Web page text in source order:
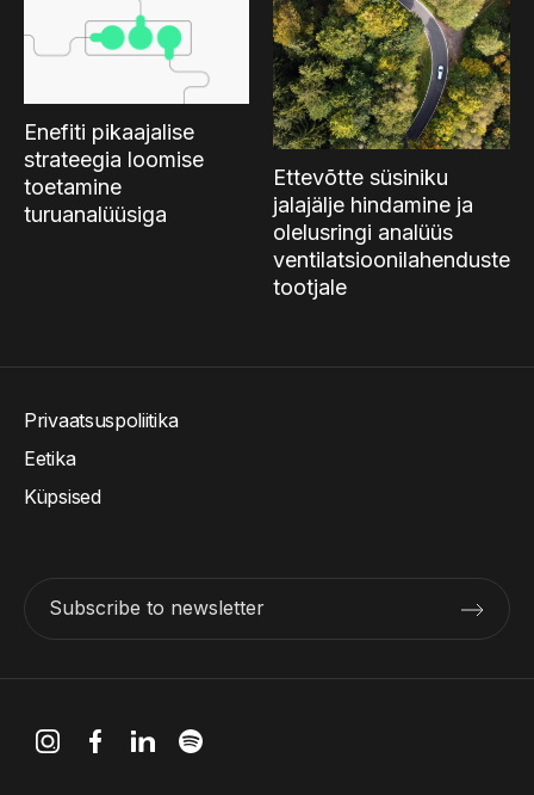
Enefiti pikaajalise
strateegia loomise
toetamine
turuanalüüsiga
Ettevõtte süsiniku
jalajälje hindamine ja
olelusringi analüüs
ventilatsioonilahenduste
tootjale
Subscribe to newsletter
Privaatsuspoliitika
Eetika
Küpsised